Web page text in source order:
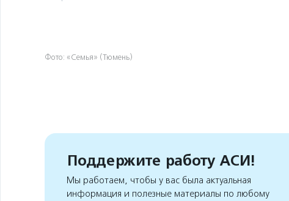
Фото: «Семья» (Тюмень)
Поддержите работу АСИ!
Мы работаем, чтобы у вас была актуальная
информация и полезные материалы по любому